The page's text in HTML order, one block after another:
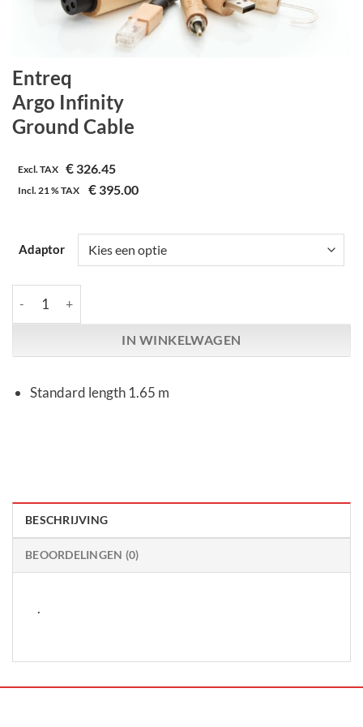
Entreq
Argo Infinity
Ground Cable
Excl. TAX € 326.45
Incl.21 %TAX € 395.00
Adaptor
IN WINKELWAGEN
Standard length 1.65 m
BESCHRIJVING
BEOORDELINGEN (0)
.